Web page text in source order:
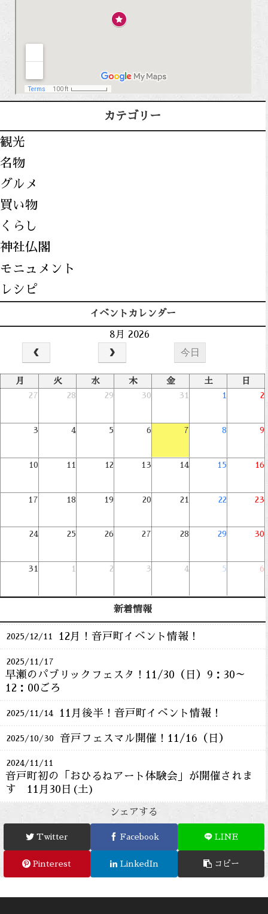
カテゴリー
観光
名物
グルメ
買い物
くらし
神社仏閣
モニュメント
レシピ
イベントカレンダー
8月 2026
今日
月 火 水 木 金 土
日
27
28 29 30 31 1 2
3 4 5 6 7 8 9
10 11 12 13 14 15 16
17 18 19 20 21 22 23
24 25 26 27 28 29 30
31 1 2 3 4 5 6
新着情報
2025/12/11 12月！音戸町イベント情報！
2025/11/17
早瀬のパブリックフェスタ！11/30（日）9：30～
12：00ごろ
2025/11/14 11月後半！音戸町イベント情報！
2025/10/30 音戸フェスマル開催！11/16（日）
2024/11/11
音戸町初の「おひるねアート体験会」が開催されま
す 11月30日(土)
シェアする
Twitter Facebook LINE
Pinterest LinkedIn コピー